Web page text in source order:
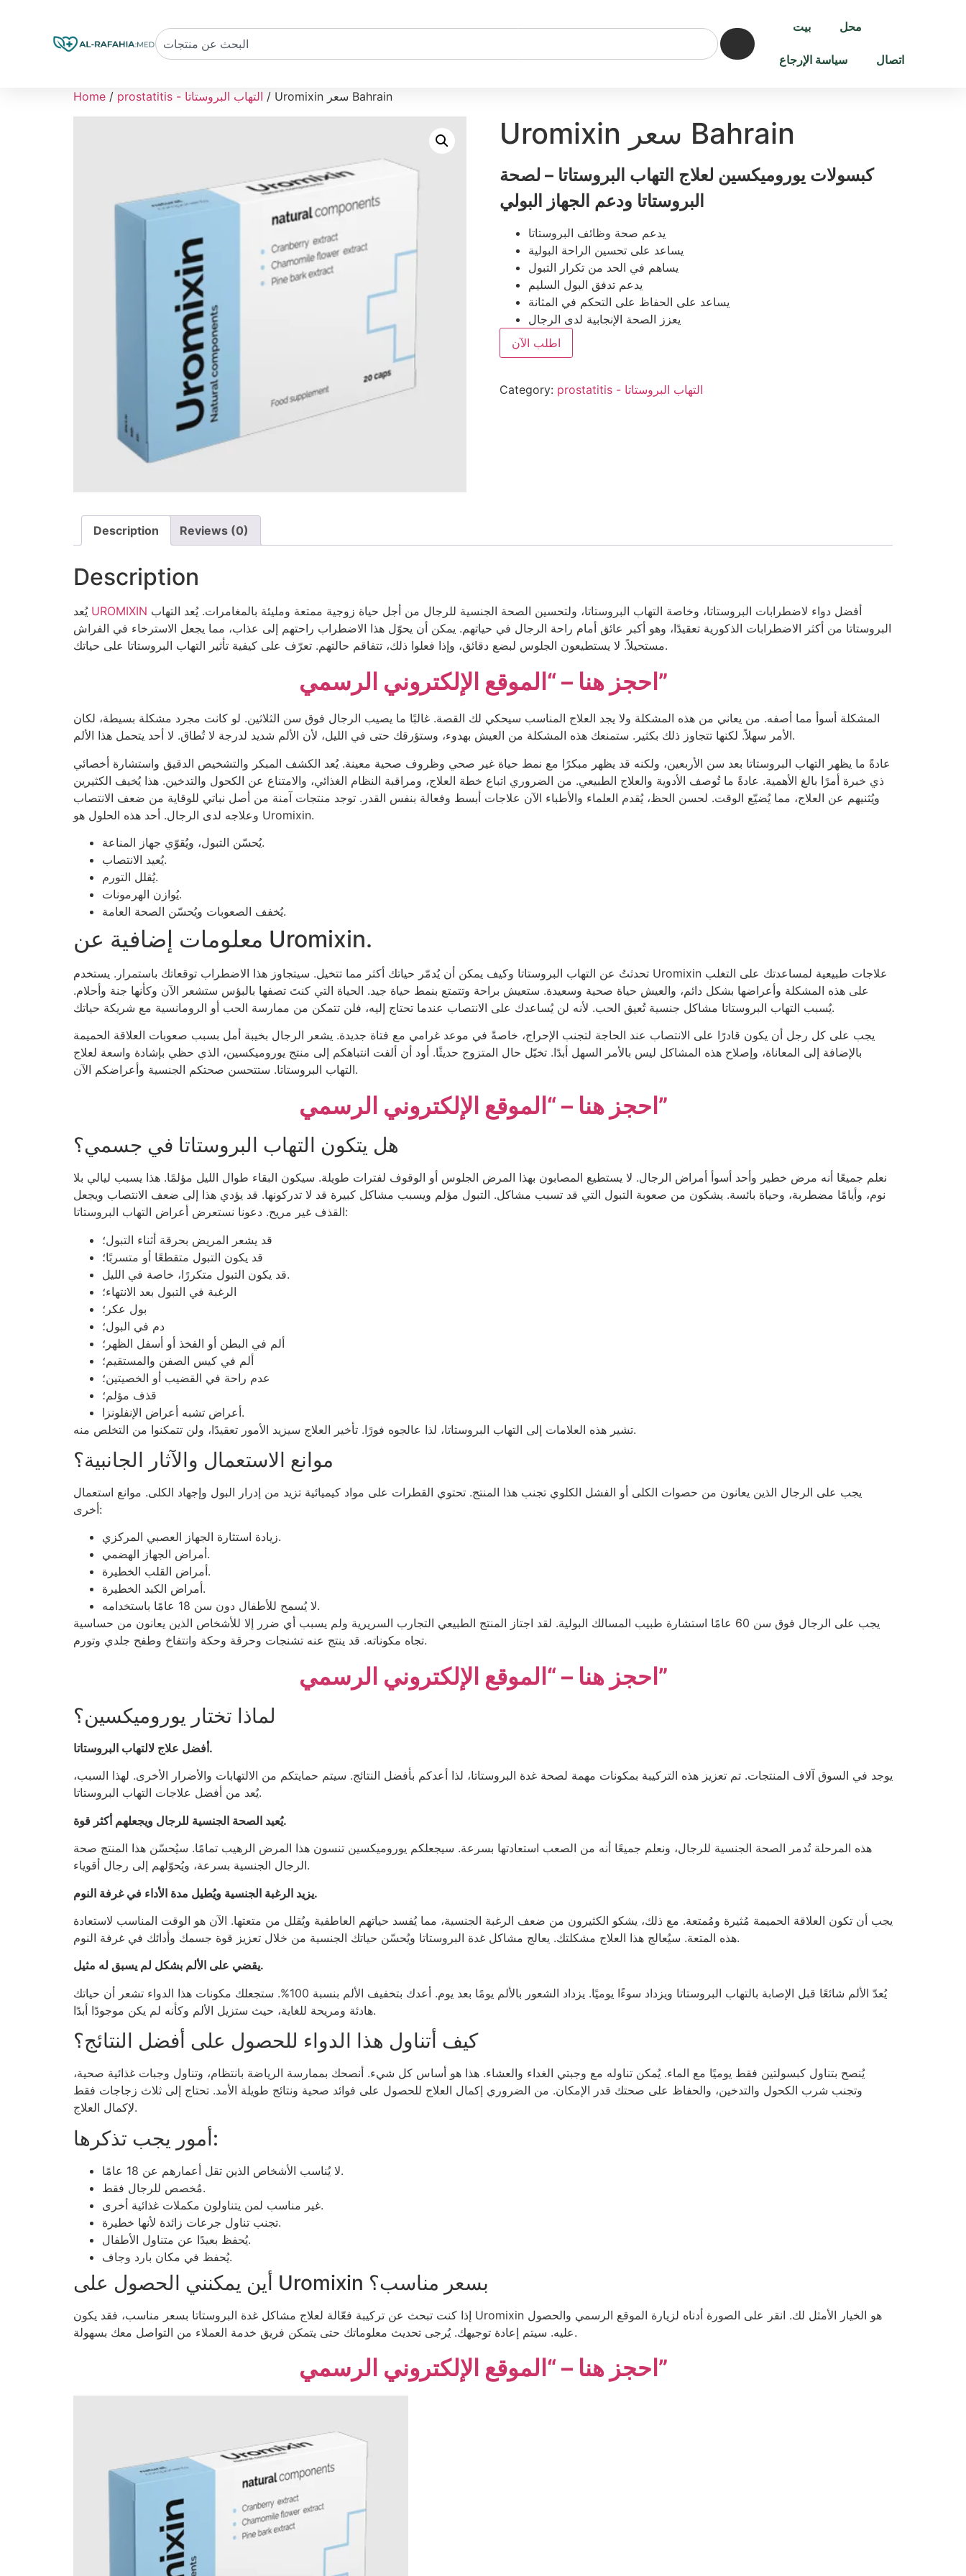
بيت محل
سياسة الإرجاع اتصال
Home / prostatitis - التهاب البروستاتا / Uromixin سعر Bahrain
Uromixin سعر Bahrain
كبسولات يوروميكسين لعلاج التهاب البروستاتا – لصحة
البروستاتا ودعم الجهاز البولي
يدعم صحة وظائف البروستاتا
يساعد على تحسين الراحة البولية
يساهم في الحد من تكرار التبول
يدعم تدفق البول السليم
يساعد على الحفاظ على التحكم في المثانة
يعزز الصحة الإنجابية لدى الرجال
اطلب الآن
Category: prostatitis - التهاب البروستاتا
Description Reviews (0)
Description
يُعد UROMIXIN
البروستاتا من أكثر الاضطرابات الذكورية تعقيدًا، وهو أكبر عائق أمام راحة الرجال في حياتهم. يمكن أن يحوّل هذا الاضطراب راحتهم إلى عذاب، مما يجعل الاسترخاء في الفراش
مستحيلاً. لا يستطيعون الجلوس لبضع دقائق، وإذا فعلوا ذلك، تتفاقم حالتهم. تعرّف على كيفية تأثير التهاب البروستاتا على حياتك.
احجز هنا – “الموقع الإلكتروني الرسمي”
المشكلة أسوأ مما أصفه. من يعاني من هذه المشكلة ولا يجد العلاج المناسب سيحكي لك القصة. غالبًا ما يصيب الرجال فوق سن الثلاثين. لو كانت مجرد مشكلة بسيطة، لكان
الأمر سهلاً. لكنها تتجاوز ذلك بكثير. ستمنعك هذه المشكلة من العيش بهدوء، وستؤرقك حتى في الليل، لأن الألم شديد لدرجة لا تُطاق. لا أحد يتحمل هذا الألم.
عادةً ما يظهر التهاب البروستاتا بعد سن الأربعين، ولكنه قد يظهر مبكرًا مع نمط حياة غير صحي وظروف صحية معينة. يُعد الكشف المبكر والتشخيص الدقيق واستشارة أخصائي
ذي خبرة أمرًا بالغ الأهمية. عادةً ما تُوصف الأدوية والعلاج الطبيعي. من الضروري اتباع خطة العلاج، ومراقبة النظام الغذائي، والامتناع عن الكحول والتدخين. هذا يُخيف الكثيرين
ويُثنيهم عن العلاج، مما يُضيّع الوقت. لحسن الحظ، يُقدم العلماء والأطباء الآن علاجات أبسط وفعالة بنفس القدر. توجد منتجات آمنة من أصل نباتي للوقاية من ضعف الانتصاب
وعلاجه لدى الرجال. أحد هذه الحلول هو Uromixin.
يُحسّن التبول، ويُقوّي جهاز المناعة.
يُعيد الانتصاب.
يُقلل التورم.
يُوازن الهرمونات.
يُخفف الصعوبات ويُحسّن الصحة العامة.
معلومات إضافية عن Uromixin.
تحدثتُ عن التهاب البروستاتا وكيف يمكن أن يُدمّر حياتك أكثر مما تتخيل. سيتجاوز هذا الاضطراب توقعاتك باستمرار. يستخدم Uromixin علاجات طبيعية لمساعدتك على التغلب
على هذه المشكلة وأعراضها بشكل دائم، والعيش حياة صحية وسعيدة. ستعيش براحة وتتمتع بنمط حياة جيد. الحياة التي كنتَ تصفها بالبؤس ستشعر الآن وكأنها جنة وأحلام.
يُسبب التهاب البروستاتا مشاكل جنسية تُعيق الحب. لأنه لن يُساعدك على الانتصاب عندما تحتاج إليه، فلن تتمكن من ممارسة الحب أو الرومانسية مع شريكة حياتك.
يجب على كل رجل أن يكون قادرًا على الانتصاب عند الحاجة لتجنب الإحراج، خاصةً في موعد غرامي مع فتاة جديدة. يشعر الرجال بخيبة أمل بسبب صعوبات العلاقة الحميمة
بالإضافة إلى المعاناة، وإصلاح هذه المشاكل ليس بالأمر السهل أبدًا. تخيّل حال المتزوج حديثًا. أود أن ألفت انتباهكم إلى منتج يوروميكسين، الذي حظي بإشادة واسعة لعلاج
التهاب البروستاتا. ستتحسن صحتكم الجنسية وأعراضكم الآن.
احجز هنا – “الموقع الإلكتروني الرسمي”
هل يتكون التهاب البروستاتا في جسمي؟
نعلم جميعًا أنه مرض خطير وأحد أسوأ أمراض الرجال. لا يستطيع المصابون بهذا المرض الجلوس أو الوقوف لفترات طويلة. سيكون البقاء طوال الليل مؤلمًا. هذا يسبب ليالي بلا
نوم، وأيامًا مضطربة، وحياة بائسة. يشكون من صعوبة التبول التي قد تسبب مشاكل. التبول مؤلم ويسبب مشاكل كبيرة قد لا تدركونها. قد يؤدي هذا إلى ضعف الانتصاب ويجعل
القذف غير مريح. دعونا نستعرض أعراض التهاب البروستاتا:
قد يشعر المريض بحرقة أثناء التبول؛
قد يكون التبول متقطعًا أو متسربًا؛
قد يكون التبول متكررًا، خاصة في الليل.
الرغبة في التبول بعد الانتهاء؛
بول عكر؛
دم في البول؛
ألم في البطن أو الفخذ أو أسفل الظهر؛
ألم في كيس الصفن والمستقيم؛
عدم راحة في القضيب أو الخصيتين؛
قذف مؤلم؛
أعراض تشبه أعراض الإنفلونزا.
تشير هذه العلامات إلى التهاب البروستاتا، لذا عالجوه فورًا. تأخير العلاج سيزيد الأمور تعقيدًا، ولن تتمكنوا من التخلص منه.
موانع الاستعمال والآثار الجانبية؟
يجب على الرجال الذين يعانون من حصوات الكلى أو الفشل الكلوي تجنب هذا المنتج. تحتوي القطرات على مواد كيميائية تزيد من إدرار البول وإجهاد الكلى. موانع استعمال
أخرى:
زيادة استثارة الجهاز العصبي المركزي.
أمراض الجهاز الهضمي.
أمراض القلب الخطيرة.
أمراض الكبد الخطيرة.
لا يُسمح للأطفال دون سن 18 عامًا باستخدامه.
يجب على الرجال فوق سن 60 عامًا استشارة طبيب المسالك البولية. لقد اجتاز المنتج الطبيعي التجارب السريرية ولم يسبب أي ضرر إلا للأشخاص الذين يعانون من حساسية
تجاه مكوناته. قد ينتج عنه تشنجات وحرقة وحكة وانتفاخ وطفح جلدي وتورم.
احجز هنا – “الموقع الإلكتروني الرسمي”
لماذا تختار يوروميكسين؟
أفضل علاج لالتهاب البروستاتا.
يوجد في السوق آلاف المنتجات. تم تعزيز هذه التركيبة بمكونات مهمة لصحة غدة البروستاتا، لذا أعدكم بأفضل النتائج. سيتم حمايتكم من الالتهابات والأضرار الأخرى. لهذا السبب،
يُعد من أفضل علاجات التهاب البروستاتا.
يُعيد الصحة الجنسية للرجال ويجعلهم أكثر قوة.
هذه المرحلة تُدمر الصحة الجنسية للرجال، ونعلم جميعًا أنه من الصعب استعادتها بسرعة. سيجعلكم يوروميكسين تنسون هذا المرض الرهيب تمامًا. سيُحسّن هذا المنتج صحة
الرجال الجنسية بسرعة، ويُحوّلهم إلى رجال أقوياء.
يزيد الرغبة الجنسية ويُطيل مدة الأداء في غرفة النوم.
يجب أن تكون العلاقة الحميمة مُثيرة ومُمتعة. مع ذلك، يشكو الكثيرون من ضعف الرغبة الجنسية، مما يُفسد حياتهم العاطفية ويُقلل من متعتها. الآن هو الوقت المناسب لاستعادة
هذه المتعة. سيُعالج هذا العلاج مشكلتك. يعالج مشاكل غدة البروستاتا ويُحسّن حياتك الجنسية من خلال تعزيز قوة جسمك وأدائك في غرفة النوم.
يقضي على الألم بشكل لم يسبق له مثيل.
يُعدّ الألم شائعًا قبل الإصابة بالتهاب البروستاتا ويزداد سوءًا يوميًا. يزداد الشعور بالألم يومًا بعد يوم. أعدك بتخفيف الألم بنسبة 100%. ستجعلك مكونات هذا الدواء تشعر أن حياتك
هادئة ومريحة للغاية، حيث ستزيل الألم وكأنه لم يكن موجودًا أبدًا.
كيف أتناول هذا الدواء للحصول على أفضل النتائج؟
يُنصح بتناول كبسولتين فقط يوميًا مع الماء. يُمكن تناوله مع وجبتي الغداء والعشاء. هذا هو أساس كل شيء. أنصحك بممارسة الرياضة بانتظام، وتناول وجبات غذائية صحية،
وتجنب شرب الكحول والتدخين، والحفاظ على صحتك قدر الإمكان. من الضروري إكمال العلاج للحصول على فوائد صحية ونتائج طويلة الأمد. تحتاج إلى ثلاث زجاجات فقط
لإكمال العلاج.
أمور يجب تذكرها:
لا يُناسب الأشخاص الذين تقل أعمارهم عن 18 عامًا.
مُخصص للرجال فقط.
غير مناسب لمن يتناولون مكملات غذائية أخرى.
تجنب تناول جرعات زائدة لأنها خطيرة.
يُحفظ بعيدًا عن متناول الأطفال.
يُحفظ في مكان بارد وجاف.
أين يمكنني الحصول على Uromixin بسعر مناسب؟
إذا كنت تبحث عن تركيبة فعّالة لعلاج مشاكل غدة البروستاتا بسعر مناسب، فقد يكون Uromixin هو الخيار الأمثل لك. انقر على الصورة أدناه لزيارة الموقع الرسمي والحصول
عليه. سيتم إعادة توجيهك. يُرجى تحديث معلوماتك حتى يتمكن فريق خدمة العملاء من التواصل معك بسهولة.
احجز هنا – “الموقع الإلكتروني الرسمي”